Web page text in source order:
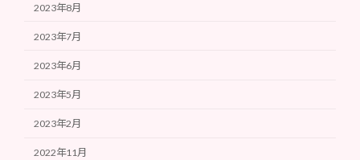
2023年8月
2023年7月
2023年6月
2023年5月
2023年2月
2022年11月